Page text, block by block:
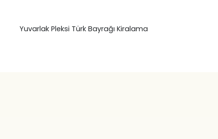
Yuvarlak Pleksi Türk Bayrağı Kiralama